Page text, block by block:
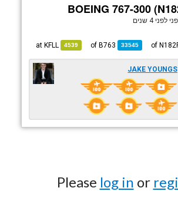
BOEING 767-300
לפני 4 שנים
33545
B763
4539
KFLL
JAKE YOUNGS
Please log in or